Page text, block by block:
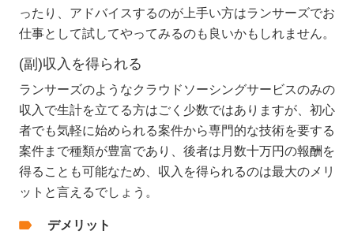
ったり、アドバイスするのが上手い方はランサーズでお
仕事として試してやってみるのも良いかもしれません。
(副)収入を得られる
ランサーズのようなクラウドソーシングサービスのみの
収入で生計を立てる方はごく少数ではありますが、初心
者でも気軽に始められる案件から専門的な技術を要する
案件まで種類が豊富であり、後者は月数十万円の報酬を
得ることも可能なため、収入を得られるのは最大のメリ
ットと言えるでしょう。
デメリット